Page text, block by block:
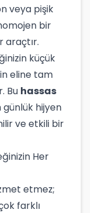
veya pişik
bir
araçtır.
küçük
eline tam
Bu hassas
hijyen
ve etkili bir
Her
etmez;
farklı